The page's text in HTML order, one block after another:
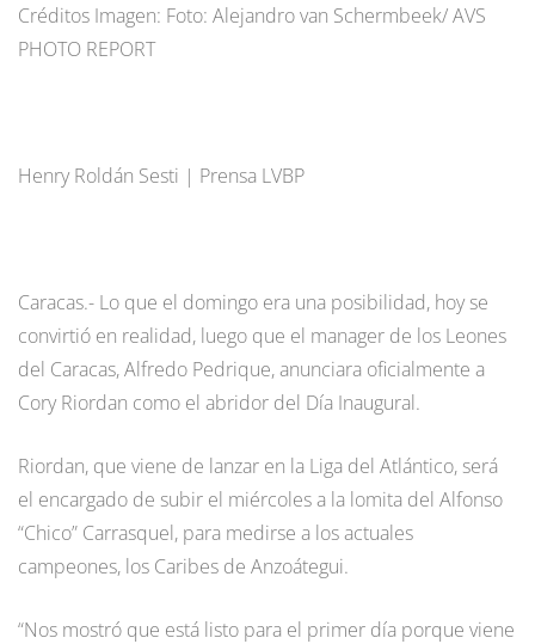
Créditos Imagen: Foto: Alejandro van Schermbeek/ AVS
PHOTO REPORT
Henry Roldán Sesti | Prensa LVBP
Caracas.- Lo que el domingo era una posibilidad, hoy se
convirtió en realidad, luego que el manager de los Leones
del Caracas, Alfredo Pedrique, anunciara oficialmente a
Cory Riordan como el abridor del Día Inaugural.
Riordan, que viene de lanzar en la Liga del Atlántico, será
el encargado de subir el miércoles a la lomita del Alfonso
“Chico” Carrasquel, para medirse a los actuales
campeones, los Caribes de Anzoátegui.
“Nos mostró que está listo para el primer día porque viene